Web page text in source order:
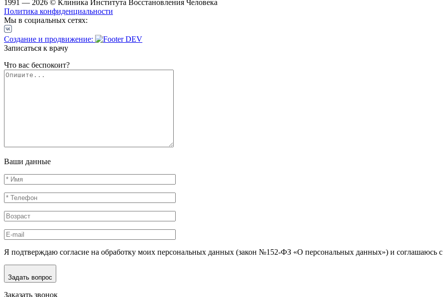
1991 — 2026 © Клиника Института Восстановления Человека
Политика конфиденциальности
Мы в социальных сетях:
Создание и продвижение:
Записаться к врачу
Что вас беспокоит?
Ваши данные
Я подтверждаю согласие на обработку моих персональных данных (закон №152-ФЗ «О персональных данных») и соглашаюсь с
Задать вопрос
Заказать звонок